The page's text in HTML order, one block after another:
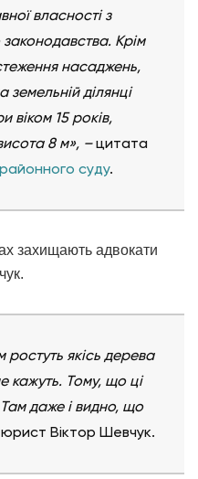
власності з
Крім
насаджень,
земельній ділянці
віком 15 років,
8 м», –цитата
суду.
захищають адвокати
ростуть якісь дерева
кажуть. Тому, що ці
даже і видно, що
Віктор Шевчук.